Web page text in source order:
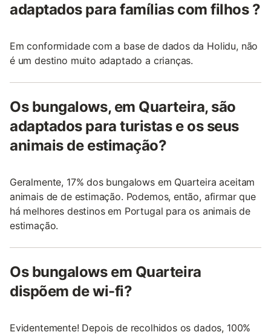
adaptados para famílias com filhos ?
Em conformidade com a base de dados da Holidu, não
é um destino muito adaptado a crianças.
Os bungalows, em Quarteira, são
adaptados para turistas e os seus
animais de estimação?
Geralmente, 17% dos bungalows em Quarteira aceitam
animais de de estimação. Podemos, então, afirmar que
há melhores destinos em Portugal para os animais de
estimação.
Os bungalows em Quarteira
dispõem de wi-fi?
Evidentemente! Depois de recolhidos os dados, 100%